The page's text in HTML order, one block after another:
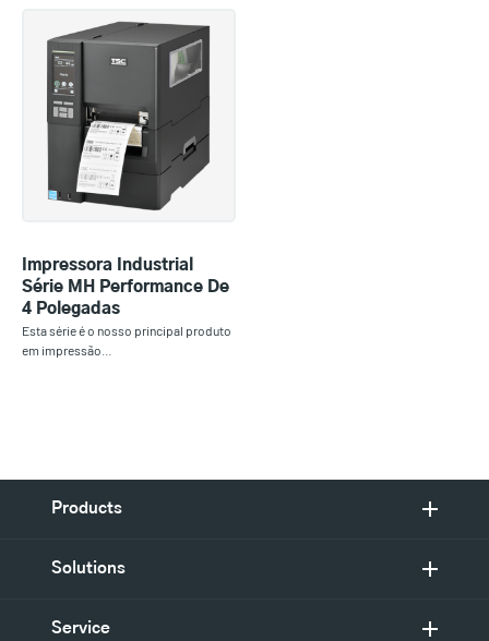
Impressora Industrial
Série MH Performance De
4 Polegadas
Esta série é o nosso principal produto
em impressão…
Products
Solutions
Service